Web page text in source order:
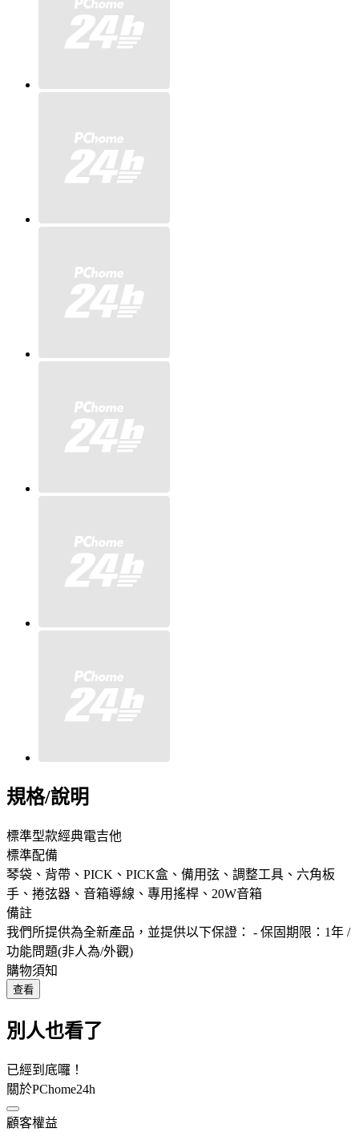
規格/說明
標準型款經典電吉他
標準配備
琴袋、背帶、PICK、PICK盒、備用弦、調整工具、六角板
手、捲弦器、音箱導線、專用搖桿、20W音箱
備註
我們所提供為全新產品，並提供以下保證： - 保固期限：1年 /
功能問題(非人為/外觀)
購物須知
查看
別人也看了
已經到底囉！
關於PChome24h
顧客權益